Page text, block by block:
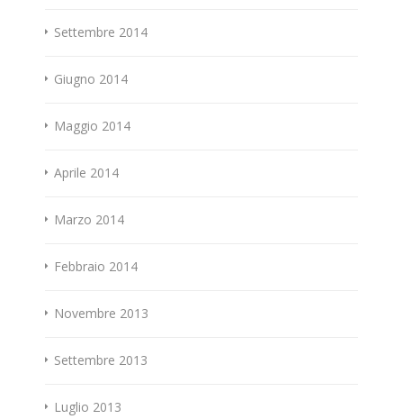
Settembre 2014
Giugno 2014
Maggio 2014
Aprile 2014
Marzo 2014
Febbraio 2014
Novembre 2013
Settembre 2013
Luglio 2013